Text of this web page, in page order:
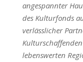
angespannter
des Kulturfonds
verlässlicher
lebenswerten